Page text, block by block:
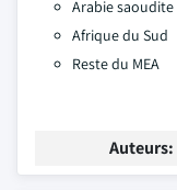
Arabie saoudite
Afrique du Sud
Reste du MEA
Auteurs: